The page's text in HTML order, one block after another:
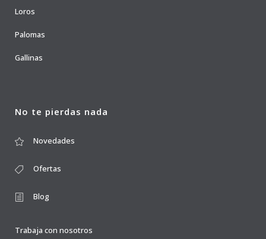
Loros
Palomas
Gallinas
No te pierdas nada
Novedades
Ofertas
Blog
Trabaja con nosotros